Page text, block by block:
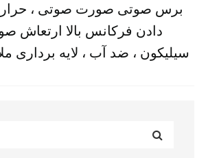
برس صوتی صورت صوتی ،
دادن فرکانس بالا ارتعاش
سیلیکون ، ضد آب ، لایه برداری